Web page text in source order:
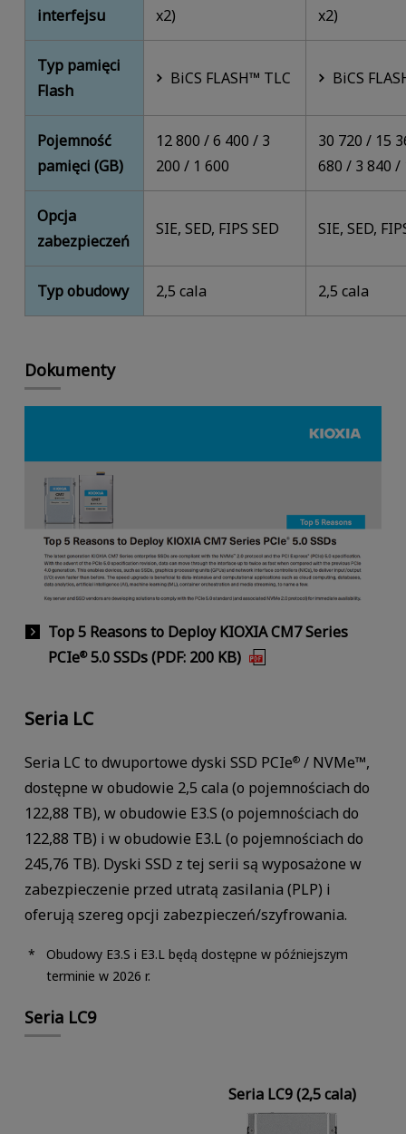
interfejsu
x2)
x2)
Typ pamięci
Flash
BiCS FLASH™ TLC BiCS
Pojemność
pamięci (GB)
12 800 / 6 400 / 3
200 / 1 600
30 720 / 15
680 / 3 840 /
Opcja
zabezpieczeń
SIE, SED, FIPS SED SIE, SED,
Typ obudowy 2,5 cala 2,5 cala
Dokumenty
Top 5 Reasons to Deploy KIOXIA CM7 Series
PCIe®5.0 SSDs (PDF: 200 KB)
Seria LC
Seria LC to dwuportowe dyski SSD PCIe®/ NVMe™,
dostępne w obudowie 2,5 cala (o pojemnościach do
122,88 TB), w obudowie E3.S (o pojemnościach do
122,88 TB) i w obudowie E3.L (o pojemnościach do
245,76 TB). Dyski SSD z tej serii są wyposażone w
zabezpieczenie przed utratą zasilania (PLP) i
oferują szereg opcji zabezpieczeń/szyfrowania.
Obudowy E3.S i E3.L będą dostępne w późniejszym
terminie w 2026 r.
Seria LC9
Seria LC9 (2,5 cala)